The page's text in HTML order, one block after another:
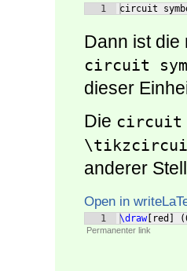
1 circuit
Dann ist die
circuit
dieser
Die circuit
anderer
Open in
1 \draw[ red ] (
Permanenter link